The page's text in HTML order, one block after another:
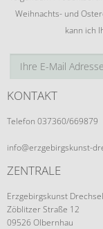
Weihnachts- und
kann ich
KONTAKT
Telefon 037360/669879
info@erzgebirgskunst-
ZENTRALE
Erzgebirgskunst
Zöblitzer Straße 12
09526 Olbernhau